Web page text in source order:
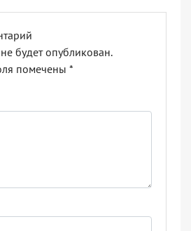
будет опубликован.
помечены *